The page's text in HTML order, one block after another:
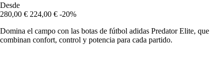
Desde
280,00 € 224,00 € -20%
Domina el campo con las botas de fútbol adidas Predator Elite, que
combinan confort, control y potencia para cada partido.